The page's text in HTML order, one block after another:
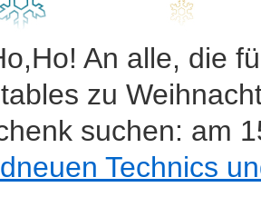
An alle, die
zu
suchen: am
Technics